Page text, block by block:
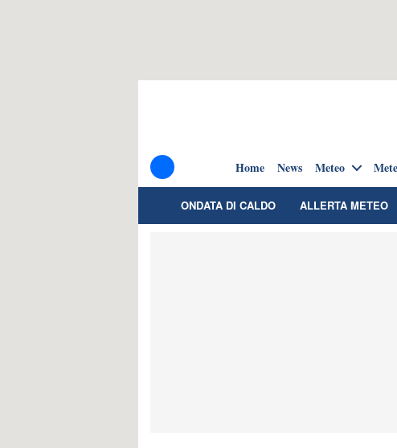
Home News Meteo
ONDATA DI CALDO ALLERTA METEO